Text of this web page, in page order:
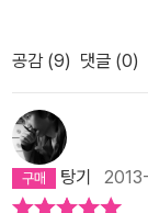
정 수준에 도달한
도 한다. 전국교직
교와 고등학교는
운데 22%인 21개
이클 샌델 교수는
는 주제로 청중 1만
학·법학을 강의하
록한 주제의 대부
들에게 나 또한 많
로 하버드대학교
도 했다. 2005년
s)와 함께 ‘세계화
공감 (9) 댓글 (0)
탕기